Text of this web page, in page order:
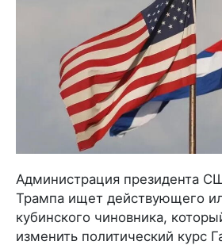
Администрация президента
Трампа ищет действующего
кубинского чиновника,
изменить политический курс